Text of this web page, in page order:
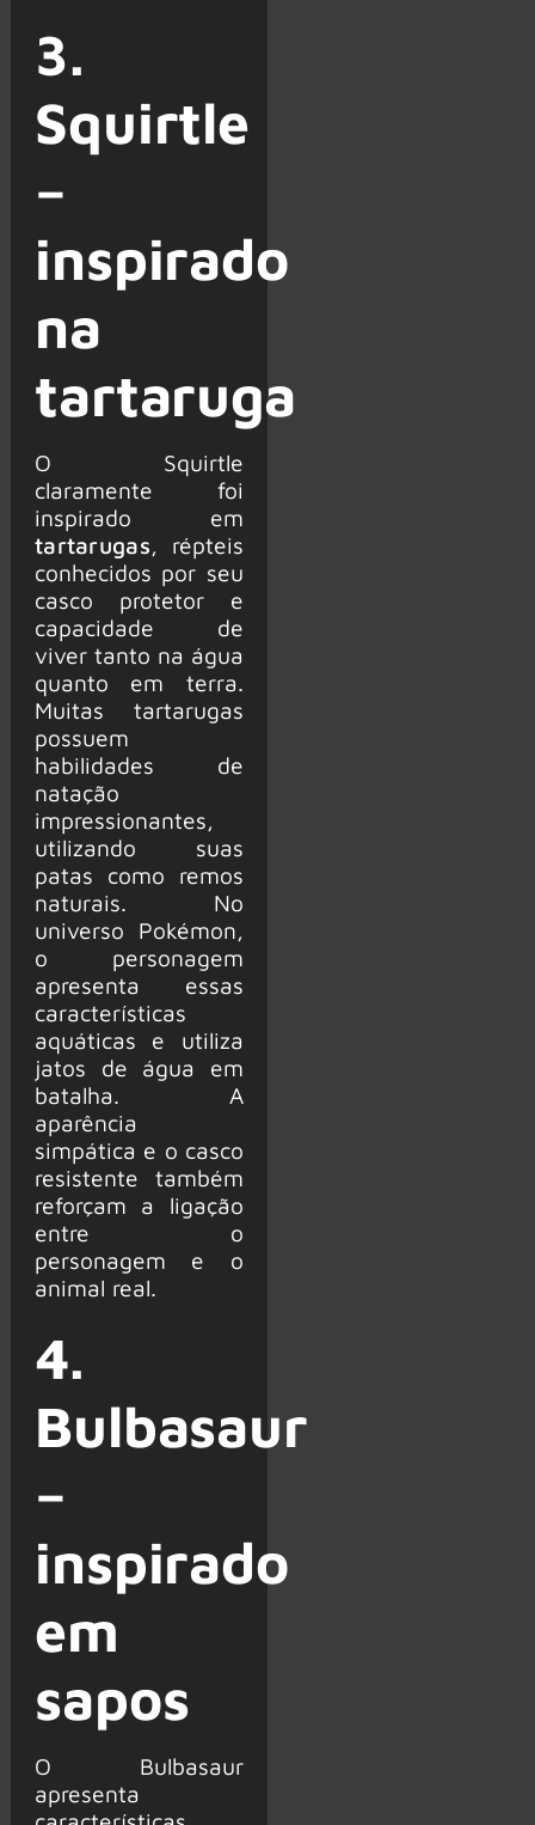
3.
Squirtle
–
inspirado
na
tartaruga
O Squirtle
claramente foi
inspirado em
tartarugas, répteis
conhecidos por seu
casco protetor e
capacidade de
viver tanto na água
quanto em terra.
Muitas tartarugas
possuem
habilidades de
natação
impressionantes,
utilizando suas
patas como remos
naturais. No
universo Pokémon,
o personagem
apresenta essas
características
aquáticas e utiliza
jatos de água em
batalha. A
aparência
simpática e o casco
resistente também
reforçam a ligação
entre o
personagem e o
animal real.
4.
Bulbasaur
–
inspirado
em
sapos
O Bulbasaur
apresenta